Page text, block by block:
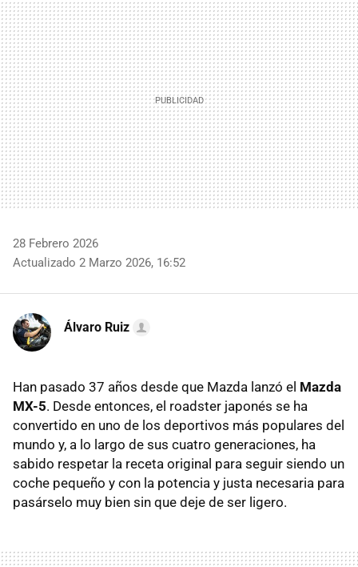
MAIL
28 Febrero 2026
Actualizado 2 Marzo 2026, 16:52
Álvaro Ruiz
Han pasado 37 años desde que Mazda lanzó el Mazda
MX-5. Desde entonces, el roadster japonés se ha
convertido en uno de los deportivos más populares del
mundo y, a lo largo de sus cuatro generaciones, ha
sabido respetar la receta original para seguir siendo un
coche pequeño y con la potencia y justa necesaria para
pasárselo muy bien sin que deje de ser ligero.